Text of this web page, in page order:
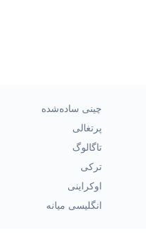
چینی ساده‌شده
پرتغالی
تاگالوگ
ترکی
اوکراینی
انگلیسی میانه